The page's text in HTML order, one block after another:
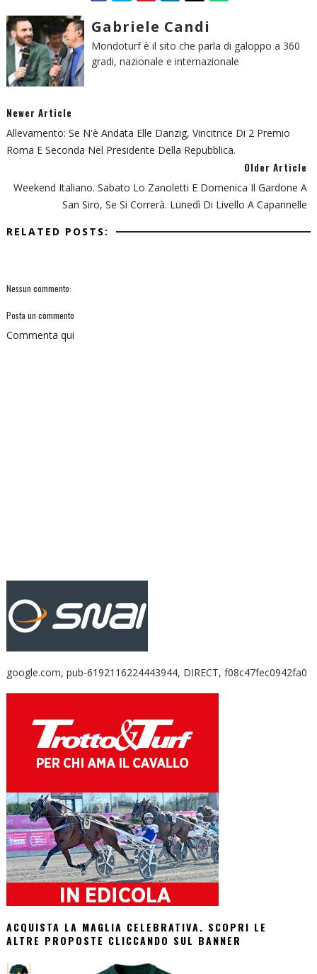
Gabriele Candi
Mondoturf è il sito che parla di galoppo a 360
gradi, nazionale e internazionale
Newer Article
Allevamento: Se N'è Andata Elle Danzig, Vincitrice Di 2 Premio
Roma E Seconda Nel Presidente Della Repubblica.
Older Article
Weekend Italiano. Sabato Lo Zanoletti E Domenica Il Gardone A
San Siro, Se Si Correrà. Lunedì Di Livello A Capannelle
RELATED POSTS:
Nessun commento:
Posta un commento
Commenta qui
google.com, pub-6192116224443944, DIRECT, f08c47fec0942fa0
ACQUISTA LA MAGLIA CELEBRATIVA. SCOPRI LE
ALTRE PROPOSTE CLICCANDO SUL BANNER